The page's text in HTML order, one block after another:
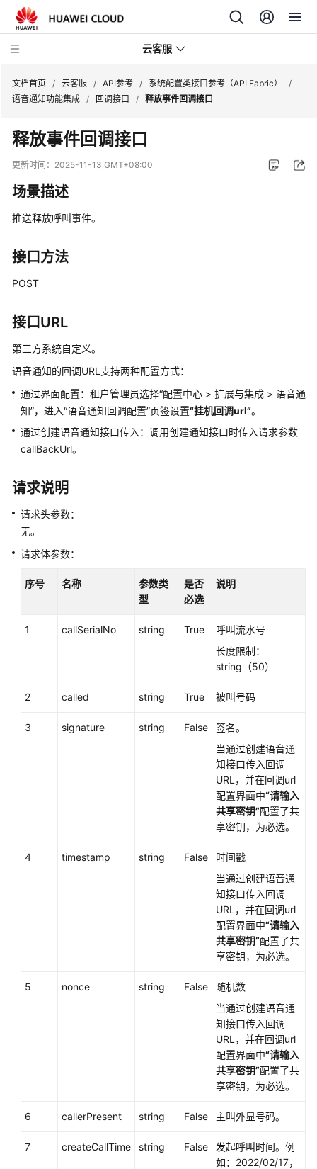
云客服
产
品
介
速
门
用
指
价
说
明
开
南
API
参
考
接
Fabric）
心
文档首页 / 云客服 / API参考 / 系统配置类接口参考（API Fabric）
/
语音通知功能集成 / 回调接口 / 释放事件回调接口
释放事件回调接口
更新时间： 2025-11-13 GMT+08:00
场景描述
推送释放呼叫事件。
接口方法
POST
接口URL
第三方系统自定义。
语音通知的回调URL支持两种配置方式：
通过界面配置：租户管理员选择“配置中心 > 扩展与集成 > 语音通
知”，进入“语音通知回调配置”页签设置“挂机回调url”。
通过创建语音通知接口传入：调用创建通知接口时传入请求参数
callBackUrl。
请求说明
请求头参数：
无。
请求体参数：
序号 名称
参数类
型
是否
必选
说明
1 callSerialNo string True
呼叫流水号
长度限制：
string（50）
2 called string True 被叫号码
3 signature string False
签名。
当通过创建语音通
知接口传入回调
URL，并在回调url
配置界面中“请输入
共享密钥”配置了共
享密钥，为必选。
4 timestamp string False
时间戳
当通过创建语音通
知接口传入回调
URL，并在回调url
配置界面中“请输入
共享密钥”配置了共
享密钥，为必选。
5 nonce string False
随机数
当通过创建语音通
知接口传入回调
URL，并在回调url
配置界面中“请输入
共享密钥”配置了共
享密钥，为必选。
6 callerPresent string False 主叫外显号码。
7 createCallTime string False
发起呼叫时间。例
如：2022/02/17，